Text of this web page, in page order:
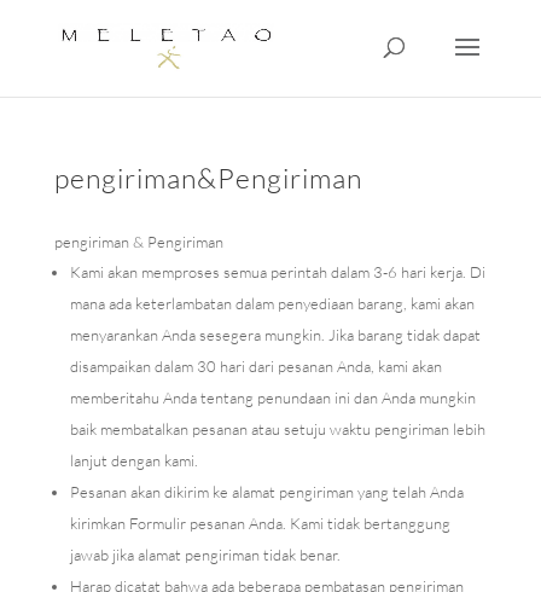
pengiriman&Pengiriman
pengiriman & Pengiriman
Kami akan memproses semua perintah dalam 3-6 hari kerja. Di
mana ada keterlambatan dalam penyediaan barang, kami akan
menyarankan Anda sesegera mungkin. Jika barang tidak dapat
disampaikan dalam 30 hari dari pesanan Anda, kami akan
memberitahu Anda tentang penundaan ini dan Anda mungkin
baik membatalkan pesanan atau setuju waktu pengiriman lebih
lanjut dengan kami.
Pesanan akan dikirim ke alamat pengiriman yang telah Anda
kirimkan Formulir pesanan Anda. Kami tidak bertanggung
jawab jika alamat pengiriman tidak benar.
Harap dicatat bahwa ada beberapa pembatasan pengiriman